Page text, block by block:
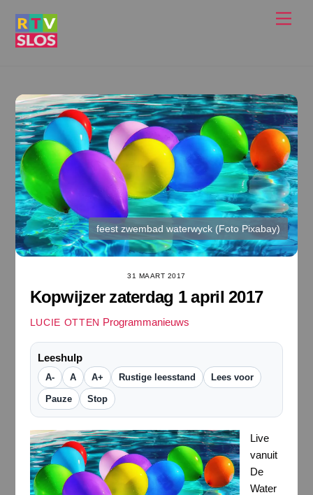
feest zwembad waterwyck (Foto Pixabay)
31 MAART 2017
Kopwijzer zaterdag 1 april 2017
LUCIE OTTEN Programmanieuws
Leeshulp
A- A A+ Rustige leesstand Lees voor
Pauze Stop
Live
vanuit
De
Water